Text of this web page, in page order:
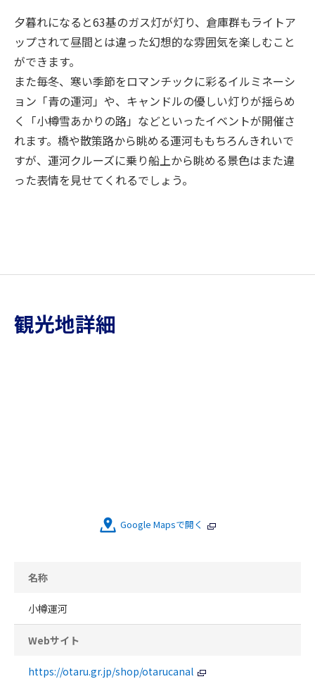
夕暮れになると63基のガス灯が灯り、倉庫群もライトア
ップされて昼間とは違った幻想的な雰囲気を楽しむこと
ができます。
また毎冬、寒い季節をロマンチックに彩るイルミネーシ
ョン「青の運河」や、キャンドルの優しい灯りが揺らめ
く「小樽雪あかりの路」などといったイベントが開催さ
れます。橋や散策路から眺める運河ももちろんきれいで
すが、運河クルーズに乗り船上から眺める景色はまた違
った表情を見せてくれるでしょう。
観光地詳細
Google Mapsで開く
名称
小樽運河
Webサイト
https://otaru.gr.jp/shop/otarucanal